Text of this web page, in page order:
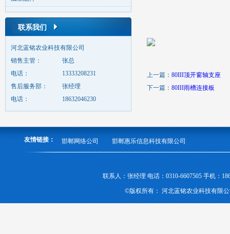
联系我们
河北蓝铭农业科技有限公司
销售主管：
张总
电话：
13333208231
售后服务部：
张经理
电话：
18632046230
上一篇： 80III顶开窗轴支座
下一篇： 80III雨槽连接板
友情链接： 邯郸网络公司 邯郸惠乐信息科技有限公司
联系人：张经理 电话：0310-6607505 手机：
©版权所有： 河北蓝铭农业科技有限